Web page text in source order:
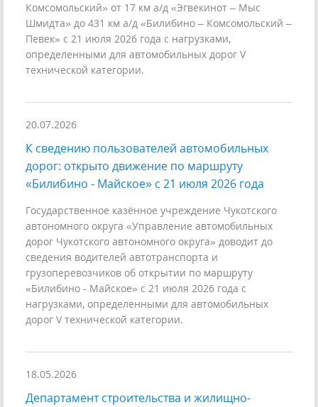
Комсомольский» от 17 км а/д «Эгвекинот – Мыс
Шмидта» до 431 км а/д «Билибино – Комсомольский –
Певек» с 21 июля 2026 года с нагрузками,
определенными для автомобильных дорог V
технической категории.
20.07.2026
К сведению пользователей автомобильных
дорог: открыто движение по маршруту
«Билибино - Майское» с 21 июля 2026 года
Государственное казённое учреждение Чукотского
автономного округа «Управление автомобильных
дорог Чукотского автономного округа» доводит до
сведения водителей автотранспорта и
грузоперевозчиков об открытии по маршруту
«Билибино - Майское» с 21 июля 2026 года с
нагрузками, определенными для автомобильных
дорог V технической категории.
18.05.2026
Департамент строительства и жилищно-